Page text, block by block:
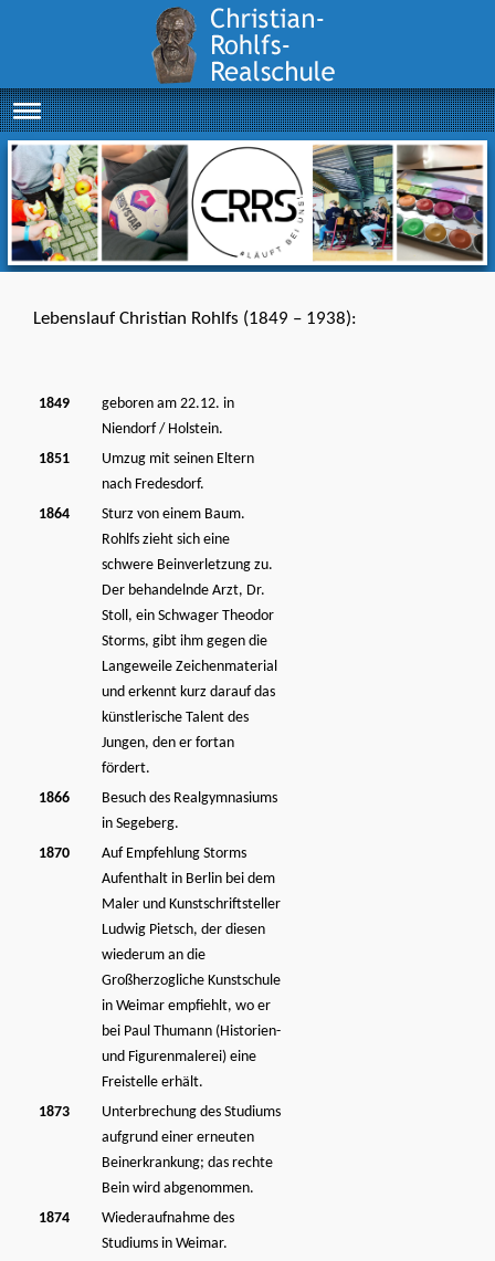
Lebenslauf Christian Rohlfs (1849 – 1938):
1849
geboren am 22.12. in
Niendorf / Holstein.
1851
Umzug mit seinen Eltern
nach Fredesdorf.
1864
Sturz von einem Baum.
Rohlfs zieht sich eine
schwere Beinverletzung zu.
Der behandelnde Arzt, Dr.
Stoll, ein Schwager Theodor
Storms, gibt ihm gegen die
Langeweile Zeichenmaterial
und erkennt kurz darauf das
künstlerische Talent des
Jungen, den er fortan
fördert.
1866
Besuch des Realgymnasiums
in Segeberg.
1870
Auf Empfehlung Storms
Aufenthalt in Berlin bei dem
Maler und Kunstschriftsteller
Ludwig Pietsch, der diesen
wiederum an die
Großherzogliche Kunstschule
in Weimar empfiehlt, wo er
bei Paul Thumann (Historien-
und Figurenmalerei) eine
Freistelle erhält.
1873
Unterbrechung des Studiums
aufgrund einer erneuten
Beinerkrankung; das rechte
Bein wird abgenommen.
1874
Wiederaufnahme des
Studiums in Weimar.